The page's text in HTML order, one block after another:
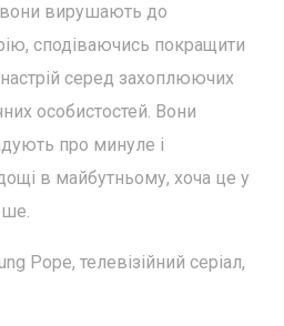
вони вирушають до
сподіваючись покращити
серед захоплюючих
особистостей. Вони
про минуле і
в майбутньому, хоча це у
Pope, телевізійний серіал,